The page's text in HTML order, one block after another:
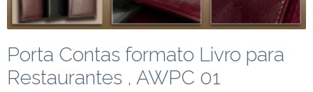
Porta Contas formato Livro para
Restaurantes , AWPC 01